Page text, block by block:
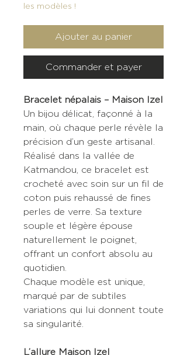
les modèles !
Ajouter au panier
Commander et payer
Bracelet népalais – Maison Izel
Un bijou délicat, façonné à la
main, où chaque perle révèle la
précision d’un geste artisanal.
Réalisé dans la vallée de
Katmandou, ce bracelet est
crocheté avec soin sur un fil de
coton puis rehaussé de fines
perles de verre. Sa texture
souple et légère épouse
naturellement le poignet,
offrant un confort absolu au
quotidien.
Chaque modèle est unique,
marqué par de subtiles
variations qui lui donnent toute
sa singularité.
L’allure Maison Izel